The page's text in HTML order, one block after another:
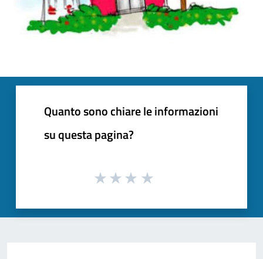
Quanto sono chiare le informazioni
su questa pagina?